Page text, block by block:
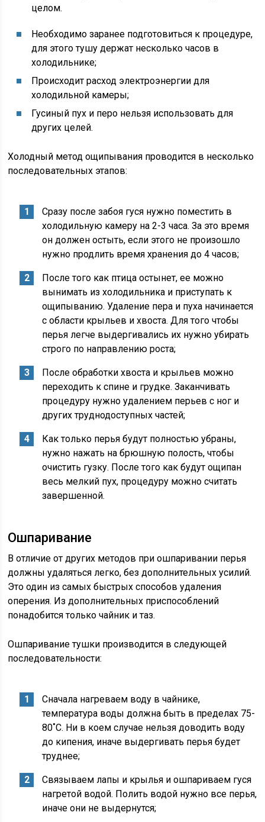
целом.
Необходимо заранее подготовиться к процедуре,
для этого тушу держат несколько часов в
холодильнике;
Происходит расход электроэнергии для
холодильной камеры;
Гусиный пух и перо нельзя использовать для
других целей.
Холодный метод ощипывания проводится в несколько
последовательных этапов:
Сразу после забоя гуся нужно поместить в
холодильную камеру на 2-3 часа. За это время
он должен остыть, если этого не произошло
нужно продлить время хранения до 4 часов;
После того как птица остынет, ее можно
вынимать из холодильника и приступать к
ощипыванию. Удаление пера и пуха начинается
с области крыльев и хвоста. Для того чтобы
перья легче выдергивались их нужно убирать
строго по направлению роста;
После обработки хвоста и крыльев можно
переходить к спине и грудке. Заканчивать
процедуру нужно удалением перьев с ног и
других труднодоступных частей;
Как только перья будут полностью убраны,
нужно нажать на брюшную полость, чтобы
очистить гузку. После того как будут ощипан
весь мелкий пух, процедуру можно считать
завершенной.
Ошпаривание
В отличие от других методов при ошпаривании перья
должны удаляться легко, без дополнительных усилий.
Это один из самых быстрых способов удаления
оперения. Из дополнительных приспособлений
понадобится только чайник и таз.
Ошпаривание тушки производится в следующей
последовательности:
Сначала нагреваем воду в чайнике,
температура воды должна быть в пределах 75-
80˚С. Ни в коем случае нельзя доводить воду
до кипения, иначе выдергивать перья будет
труднее;
Связываем лапы и крылья и ошпариваем гуся
нагретой водой. Полить водой нужно все перья,
иначе они не выдернутся;